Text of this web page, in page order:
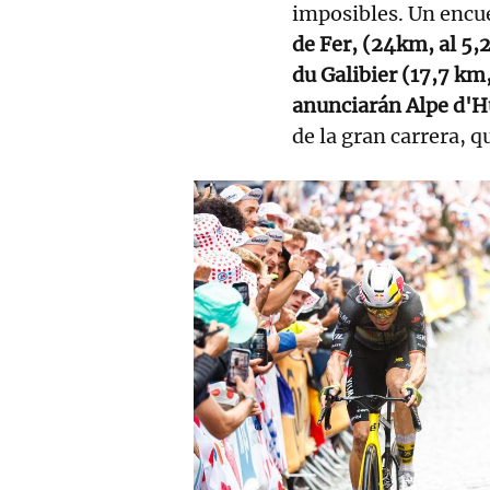
imposibles. Un
de Fer, (24km, al
du Galibier (17,7
anunciarán Alpe
de la gran carrera,